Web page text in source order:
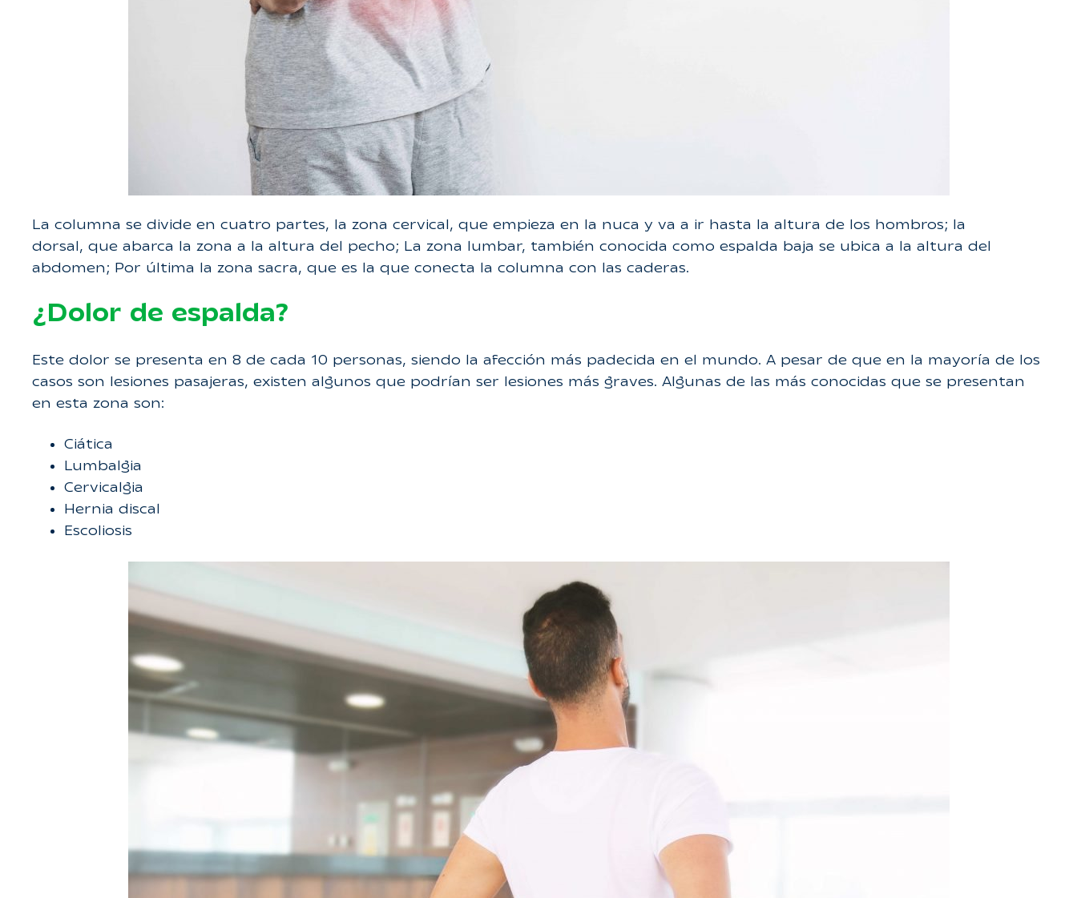
La columna se divide en cuatro partes, la zona cervical, que empieza en la nuca y va a ir hasta la altura de los hombros; la
dorsal, que abarca la zona a la altura del pecho; La zona lumbar, también conocida como espalda baja se ubica a la altura del
abdomen; Por última la zona sacra, que es la que conecta la columna con las caderas.
¿Dolor de espalda?
Este dolor se presenta en 8 de cada 10 personas, siendo la afección más padecida en el mundo. A pesar de que en la mayoría de los
casos son lesiones pasajeras, existen algunos que podrían ser lesiones más graves. Algunas de las más conocidas que se presentan
en esta zona son:
Ciática
Lumbalgia
Cervicalgia
Hernia discal
Escoliosis